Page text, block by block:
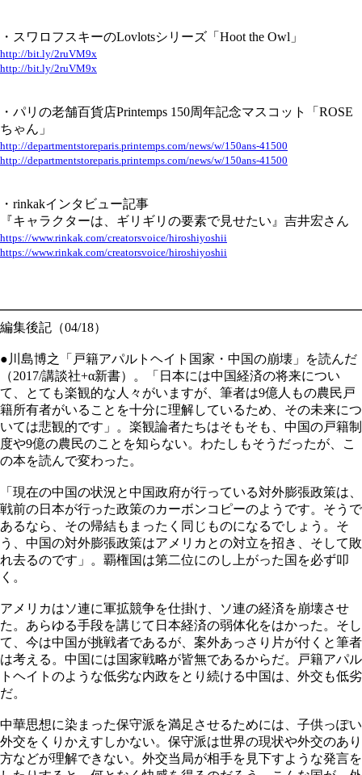
・スワロフスキーのLovlotsシリーズ「Hoot the Owl」
http://bit.ly/2ruVM9x
http://bit.ly/2ruVM9x
・パリの老舗百貨店Printemps 150周年記念マスコット「ROSE
ちゃん」
http://departmentstoreparis.printemps.com/news/w/150ans-41500
http://departmentstoreparis.printemps.com/news/w/150ans-41500
・rinkakインタビュー記事
『キャラクターは、ギリギリの要素で見せたい』吉井宏さん
https://www.rinkak.com/creatorsvoice/hiroshiyoshii
https://www.rinkak.com/creatorsvoice/hiroshiyoshii
編集後記（04/18）
●川島博之「戸籍アパルトヘイト国家・中国の崩壊」を読んだ
（2017/講談社+α新書）。「日本には中国経済の将来につい
て、とても楽観的な人々がいますが、筆者は9億人もの農民戸
籍所有者がいることを十分に理解しているため、その未来につ
いては悲観的です」。楽観論者たちはそもそも、中国の戸籍制
度や9億の農民のことを知らない。わたしもそうだったが、こ
の本を読んで変わった。
「現在の中国の状況と中国政府が行っている対外膨張政策は、
戦前の日本が行った政策のカーボンコピーのようです。そうで
あるなら、その帰結もまったく同じものになるでしょう。そ
う、中国の対外膨張政策はアメリカとの対立を招き、そして敗
れ去るのです」。覇権国は第二位にのし上がった国を必ず叩
く。
アメリカはソ連に軍拡競争を仕掛け、ソ連の経済を崩壊させ
た。あらゆる手段を講じて日本経済の弱体化をはかった。そし
て、今は中国が挑戦者であるが、案外あっさり片が付くと筆者
は考える。中国には国家戦略が皆無であるからだ。戸籍アパル
トヘイトのような低劣な内政をとり続ける中国は、外交も低劣
だ。
中華思想に染まった保守派を満足させるためには、子供っぽい
外交をくりかえすしかない。保守派は世界の現状や外交のあり
方などが理解できない。外交当局が相手を見下すような発言を